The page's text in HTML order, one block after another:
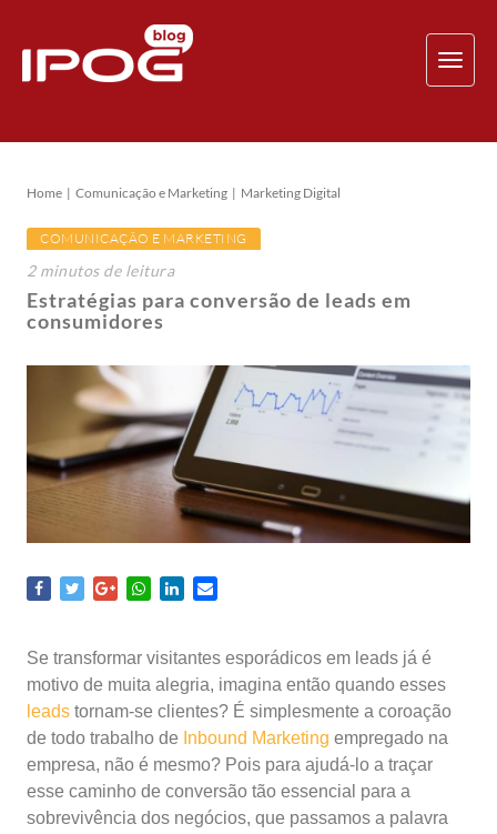
Home Comunicação e Marketing Marketing Digital
COMUNICAÇÃO E MARKETING
2 minutosde leitura
Estratégias para conversão de leads em
consumidores
Se transformar visitantes esporádicos em leads já é
motivo de muita alegria, imagina então quando esses
leads tornam-se clientes? É simplesmente a coroação
de todo trabalho de Inbound Marketing empregado na
empresa, não é mesmo? Pois para ajudá-lo a traçar
esse caminho de conversão tão essencial para a
sobrevivência dos negócios, que passamos a palavra